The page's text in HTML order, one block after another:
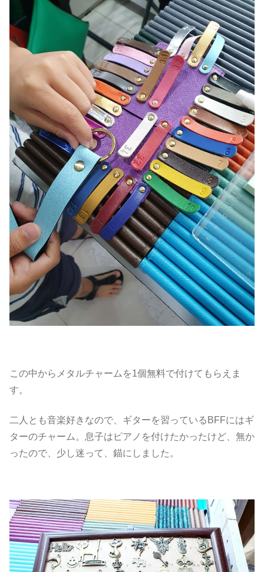
この中からメタルチャームを1個無料で付けてもらえま
す。
二人とも音楽好きなので、ギターを習っているBFFにはギ
ターのチャーム。息子はピアノを付けたかったけど、無か
ったので、少し迷って、錨にしました。